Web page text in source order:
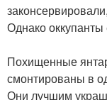
Однако
Похищенные
смонтированы в
Они лучшим